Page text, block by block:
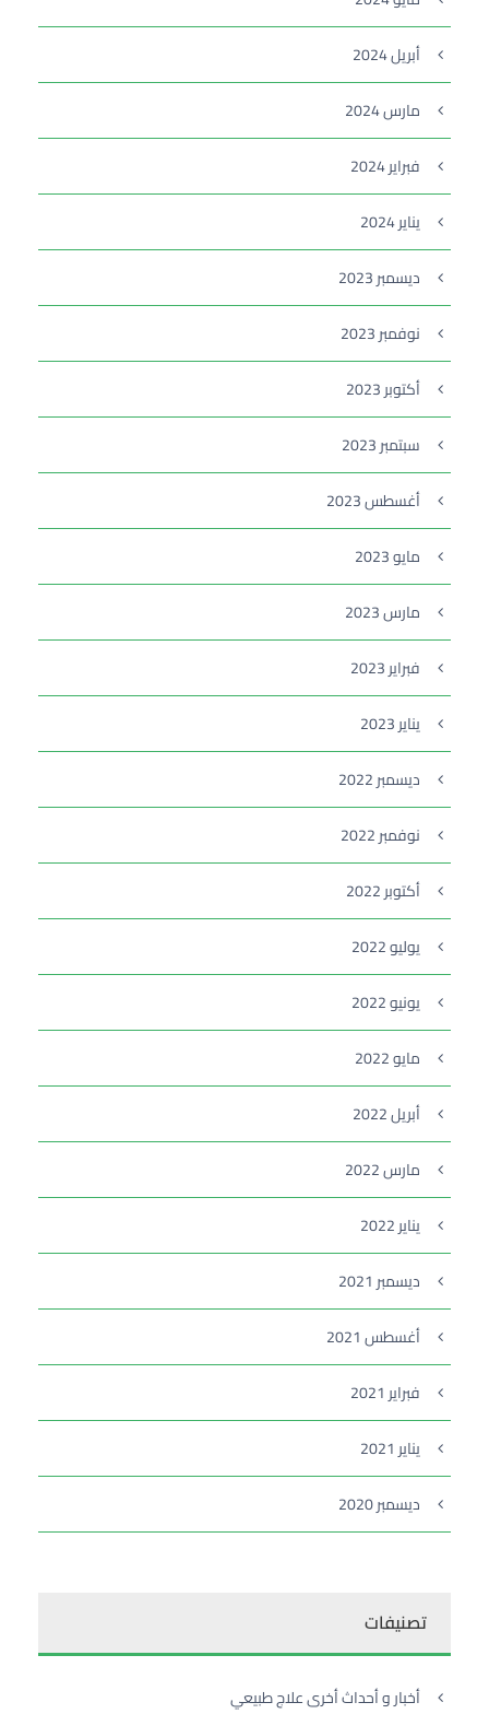
أبريل 2024
مارس 2024
فبراير 2024
يناير 2024
ديسمبر 2023
نوفمبر 2023
أكتوبر 2023
سبتمبر 2023
أغسطس 2023
مايو 2023
مارس 2023
فبراير 2023
يناير 2023
ديسمبر 2022
نوفمبر 2022
أكتوبر 2022
يوليو 2022
يونيو 2022
مايو 2022
أبريل 2022
مارس 2022
يناير 2022
ديسمبر 2021
أغسطس 2021
فبراير 2021
يناير 2021
ديسمبر 2020
تصنيفات
أخبار و أحداث أخرى علاج طبيعي